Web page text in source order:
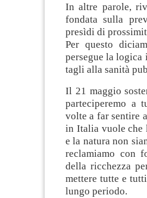
In altre parole,
fondata sulla
presìdi di
Per questo
persegue la logica
tagli alla sanità
Il 21 maggio
parteciperemo a
volte a far sentire
in Italia vuole che
e la natura non
reclamiamo con
della ricchezza
mettere tutte e
lungo periodo.